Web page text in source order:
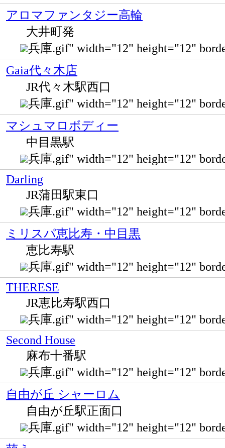
アロマファンタジー高輪
大井町発
兵庫.gif" width="12" height="12"
Gaia代々木店
JR代々木駅西口
兵庫.gif" width="12" height="12"
マシュマロボディー
中目黒駅
兵庫.gif" width="12" height="12"
Darling
JR蒲田駅東口
兵庫.gif" width="12" height="12"
ミリスパ恵比寿・中目黒
恵比寿駅
兵庫.gif" width="12" height="12"
THERESE
JR恵比寿駅西口
兵庫.gif" width="12" height="12"
Second House
麻布十番駅
兵庫.gif" width="12" height="12"
自由が丘 シャーロム
自由が丘駅正面口
兵庫.gif" width="12" height="12"